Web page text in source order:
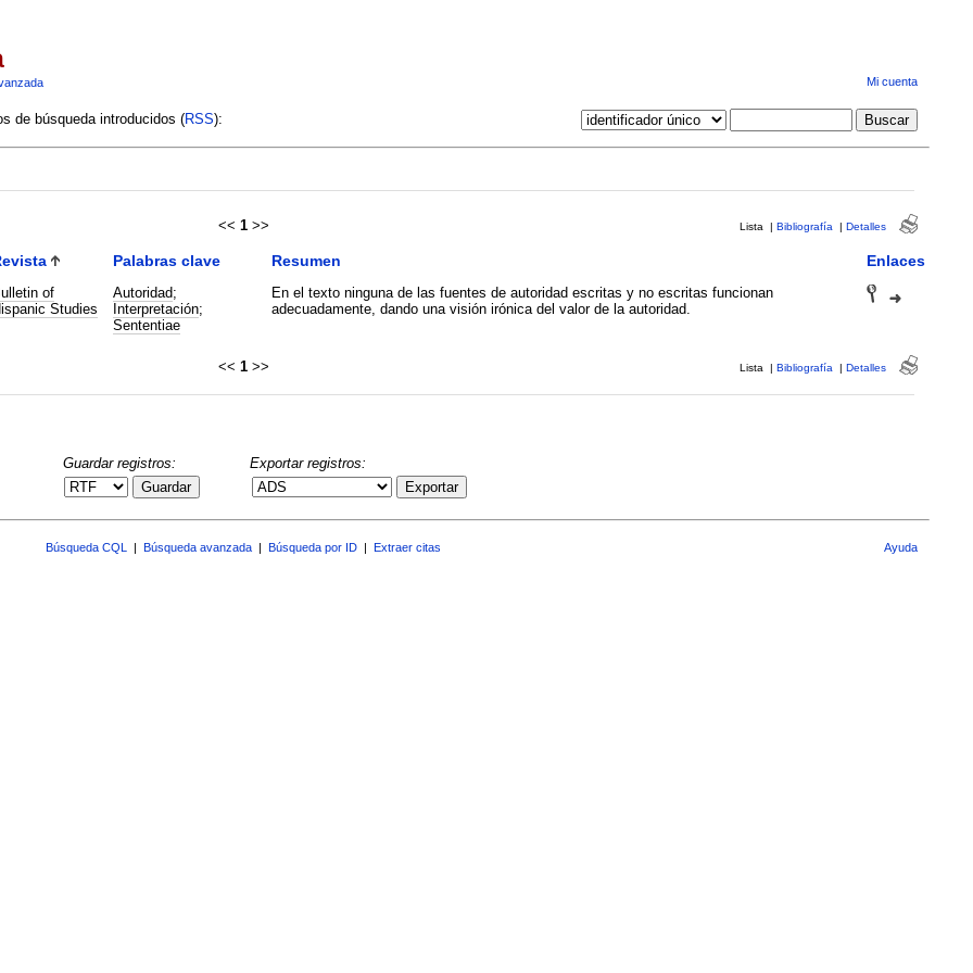
Mi cuenta
de búsqueda introducidos (RSS):
<< 1 >> Lista | Bibliografía | Detalles
Palabras clave Resumen Enlaces
of
Studies
Autoridad;
Interpretación;
Sententiae
En el texto ninguna de las fuentes de autoridad escritas y no escritas funcionan
adecuadamente, dando una visión irónica del valor de la autoridad.
<< 1 >> Lista | Bibliografía | Detalles
Guardar registros:
Guardar
Exportar registros:
Exportar
Búsqueda CQL Búsqueda avanzada Búsqueda por ID Extraer citas Ayuda